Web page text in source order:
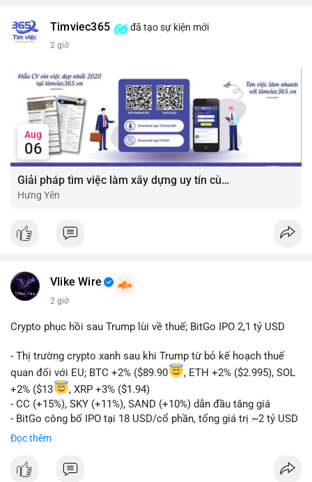
#vlikevn #titanbot
📰 Nguồn: Cointelegraph
Timviec365 đã tạo sự kiện mới
2 giờ
Aug
06
Giải pháp tìm việc làm xây dựng uy tín cùng mức lương thưởng hấp dẫn ?️
Hưng Yên
Vlike Wire
2 giờ
Crypto phục hồi sau Trump lùi về thuế; BitGo IPO 2,1 tỷ USD
- Thị trường crypto xanh sau khi Trump từ bỏ kế hoạch thuế
quan đối với EU; BTC +2% ($89.90
, ETH +2% ($2.995), SOL
+2% ($13
, XRP +3% ($1.94)
- CC (+15%), SKY (+11%), SAND (+10%) dẫn đầu tăng giá
- BitGo công bố IPO tại 18 USD/cổ phần, tổng giá trị ~2 tỷ USD
- Vitalik Buterin đề xuất DVT staking bản địa để tăng cường
bảo mật và phi tập trung Ethereum
- Hong Kong phát hành giấy phép stablecoin mới với yêu cầu
tuân thủ nghiêm ngặt
Đọc thêm